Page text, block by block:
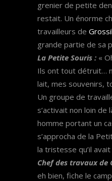
grenier de petite
restait. Un énorme
travailleurs de
grande partie de sa
La Petite Souris : «
Ils ont tout détruit…
lait, mes souvenirs,
Un groupe de
s’activait non loin de
homme portant un
s’approcha de la
la tristesse qu’il avait
Chef des travaux de
eh bien, fiche le